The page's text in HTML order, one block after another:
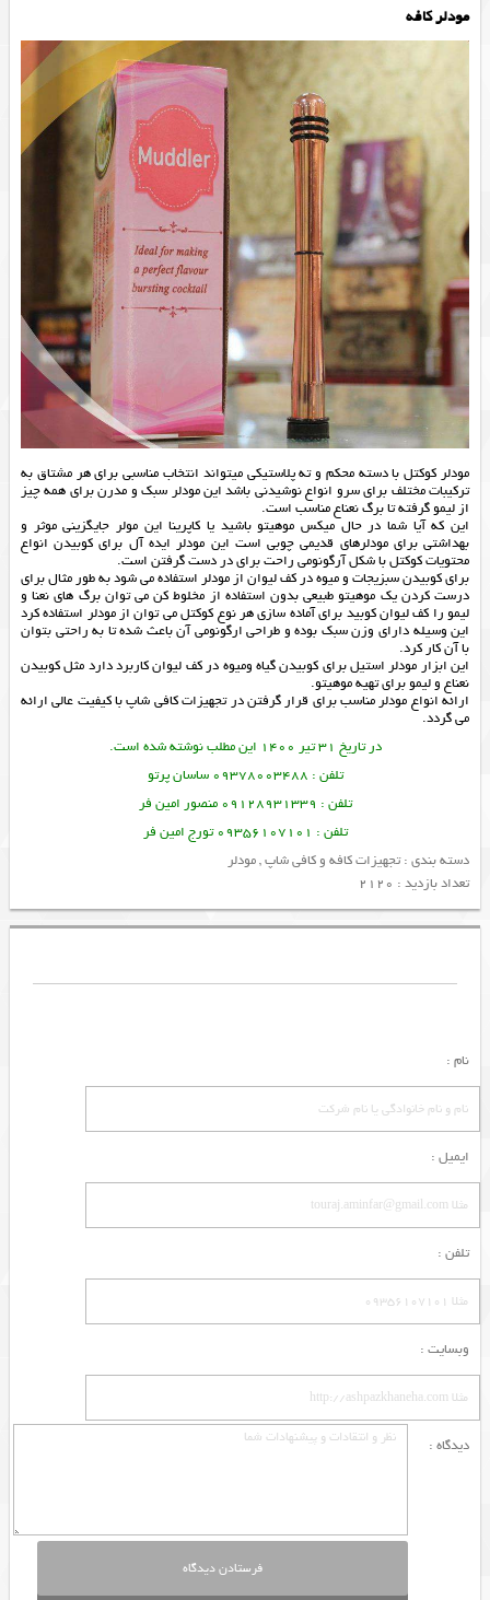
مودلر کافه
مودلر کوکتل با دسته محکم و ته پلاستیکی میتواند انتخاب مناسبی برای هر مشتاق به
ترکیبات مختلف برای سرو انواع نوشیدنی باشد این مودلر سبک و مدرن برای همه چیز
از لیمو گرفته تا برگ نعناع مناسب است.
این که آیا شما در حال میکس موهیتو باشید یا کاپرینا این مولر جایگزینی موثر و
بهداشتی برای مودلرهای قدیمی چوبی است این مودلر ایده آل برای کوبیدن انواع
محتویات کوکتل با شکل آرگونومی راحت برای در دست گرفتن است.
برای کوبیدن سبزیجات و میوه در کف لیوان از مودلر استفاده می شود به طور مثال برای
درست کردن یک موهیتو طبیعی بدون استفاده از مخلوط کن می توان برگ های نعنا و
لیمو را کف لیوان کوبید برای آماده سازی هر نوع کوکتل می توان از مودلر استفاده کرد
این وسیله دارای وزن سبک بوده و طراحی ارگونومی آن باعث شده تا به راحتی بتوان
با آن کار کرد.
این ابزار مودلر استیل برای کوبیدن گیاه ومیوه در کف لیوان کاربرد دارد مثل کوبیدن
نعناع و لیمو برای تهیه موهیتو.
ارائه انواع مودلر مناسب برای قرار گرفتن درتجهیزات کافی شاپبا کیفیت عالی ارائه
می گردد.
در تاریخ 31 تیر 1400 این مطلب نوشته شده است.
تلفن : 09378003488 ساسان پرتو
تلفن : 09128931339 منصور امین فر
تلفن : 09356107101 تورج امین فر
دسته بندی :تجهیزات کافه و کافی شاپ,مودلر
تعداد بازدید : 2120
نام :
ایمیل :
تلفن :
وبسایت :
دیدگاه :